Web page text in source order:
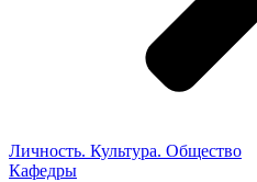
Личность. Культура. Общество
Кафедры